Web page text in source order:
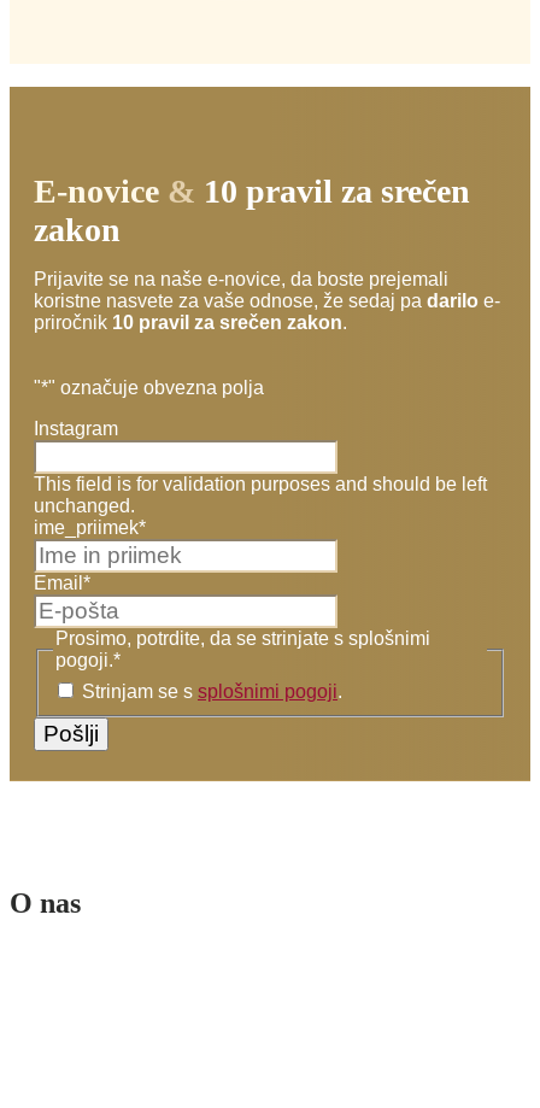
E-novice & 10 pravil za srečen
zakon
Prijavite se na naše e-novice, da boste prejemali
koristne nasvete za vaše odnose, že sedaj pa darilo e-
priročnik 10 pravil za srečen zakon.
"*" označuje obvezna polja
Instagram
This field is for validation purposes and should be left
unchanged.
ime_priimek*
Email *
Prosimo, potrdite, da se strinjate s splošnimi
pogoji.*
Strinjam se s splošnimi pogoji.
O nas